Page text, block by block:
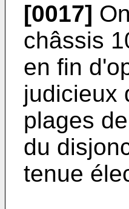
[0017]
châssis
en fin
judicieux
plages
du
tenue